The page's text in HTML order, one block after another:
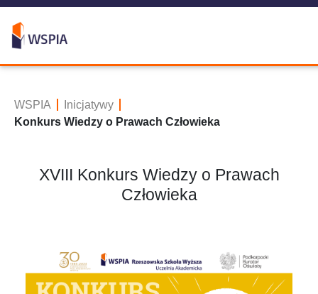
WSPIA
Inicjatywy
Konkurs Wiedzy o Prawach Człowieka
XVIII Konkurs Wiedzy o Prawach
Człowieka